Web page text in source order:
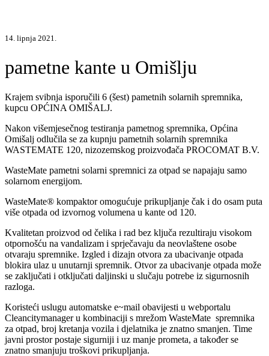
14. lipnja 2021.
pametne kante u Omišlju
Krajem svibnja isporučili 6 (šest) pametnih solarnih spremnika,
kupcu OPĆINA OMIŠALJ.
Nakon višemjesečnog testiranja pametnog spremnika, Općina
Omišalj odlučila se za kupnju pametnih solarnih spremnika
WASTEMATE 120, nizozemskog proizvođača PROCOMAT B.V.
WasteMate pametni solarni spremnici za otpad se napajaju samo
solarnom energijom.
WasteMate® kompaktor omogućuje prikupljanje čak i do osam puta
više otpada od izvornog volumena u kante od 120.
Kvalitetan proizvod od čelika i rad bez ključa rezultiraju visokom
otpornošću na vandalizam i sprječavaju da neovlaštene osobe
otvaraju spremnike. Izgled i dizajn otvora za ubacivanje otpada
blokira ulaz u unutarnji spremnik. Otvor za ubacivanje otpada može
se zaključati i otključati daljinski u slučaju potrebe iz sigurnosnih
razloga.
Koristeći uslugu automatske e~mail obavijesti u webportalu
Cleancitymanager u kombinaciji s mrežom WasteMate spremnika
za otpad, broj kretanja vozila i djelatnika je znatno smanjen. Time
javni prostor postaje sigurniji i uz manje prometa, a također se
znatno smanjuju troškovi prikupljanja.